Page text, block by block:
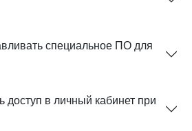
специальное ПО для
доступ в личный кабинет при